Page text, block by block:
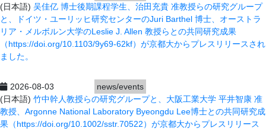
(日本語) 吴佳亿 博士後期課程学生、治田充貴 准教授らの研究グループ
と、ドイツ・ユーリッヒ研究センターのJuri Barthel 博士、オーストラ
リア・メルボルン大学のLeslie J. Allen 教授らとの共同研究成果
（https://doi.org/10.1103/9y69-62kf）が京都大からプレスリリースされ
ました。
2026-08-03
news/events
(日本語) 竹中幹人教授らの研究グループと、大阪工業大学 平井智康 准
教授、Argonne National Laboratory Byeongdu Lee博士との共同研究成
果（https://doi.org/10.1002/sstr.70522）が京都大からプレスリリース